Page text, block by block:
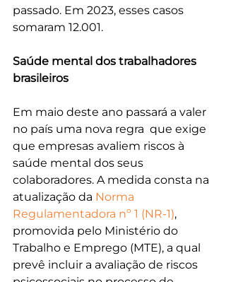
passado. Em 2023, esses casos
somaram 12.001.
Saúde mental dos trabalhadores
brasileiros
Em maio deste ano passará a valer
no país uma nova regra  que exige
que empresas avaliem riscos à
saúde mental dos seus
colaboradores. A medida consta na
atualização da Norma
Regulamentadora nº 1 (NR-1),
promovida pelo Ministério do
Trabalho e Emprego (MTE), a qual
prevê incluir a avaliação de riscos